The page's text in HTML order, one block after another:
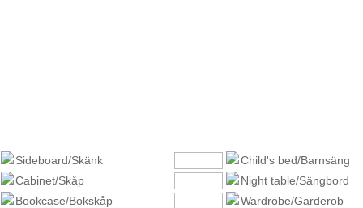
Sideboard/Skänk
Child's bed/Barnsäng
Cabinet/Skåp
Night table/Sängbord
Bookcase/Bokskåp
Wardrobe/Garderob